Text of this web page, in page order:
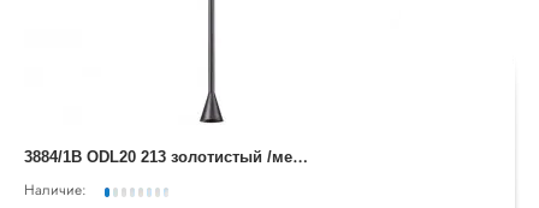
3
884/1B ODL20 213 золотистый /металл Подвесной светильник GU10 50W 220V PIPA
Наличие: